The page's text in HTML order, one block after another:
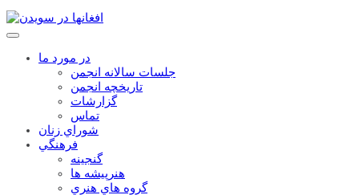
در مورد ما
جلسات سالانه انجمن
تاریخچه انجمن
گزارشات
تماس
شوراي زنان
فرهنگي
گنجينه
هنرپيشه ها
گروه هاي هنري